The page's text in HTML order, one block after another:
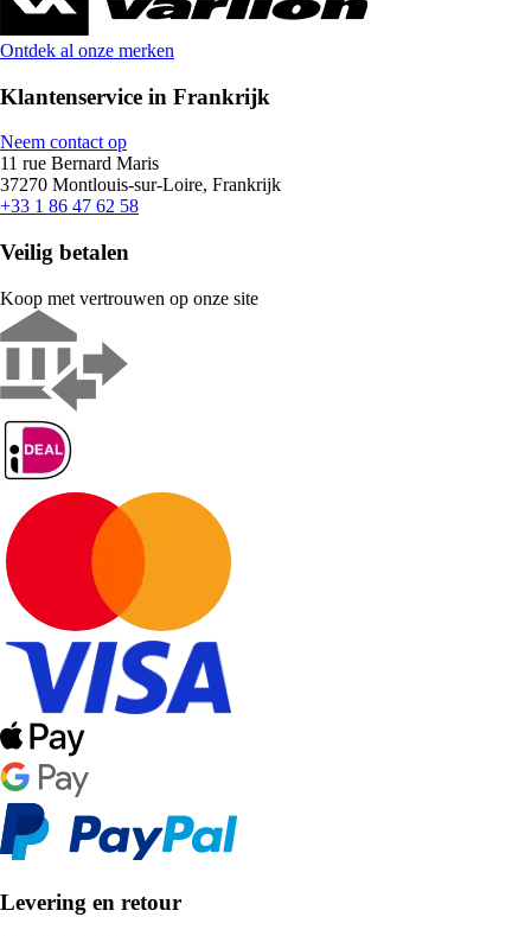
Ontdek al onze merken
Klantenservice in Frankrijk
Neem contact op
11 rue Bernard Maris
37270 Montlouis-sur-Loire, Frankrijk
+33 1 86 47 62 58
Veilig betalen
Koop met vertrouwen op onze site
Levering en retour